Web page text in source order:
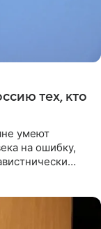
тех, кто
умеют
на ошибку,